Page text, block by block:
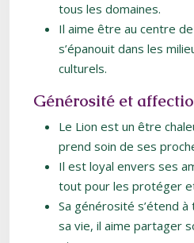
tous les domaines.
Il aime être au centre
s’épanouit dans les
culturels.
Générosité et
Le Lion est un être
prend soin de ses
Il est loyal envers ses
tout pour les protéger
Sa générosité s’étend
sa vie, il aime partager